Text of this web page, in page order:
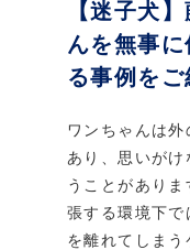
【迷子犬
んを無事
る事例をご
ワンちゃんは
あり、思いが
うことがあり
張する環境下
を離れてしまう